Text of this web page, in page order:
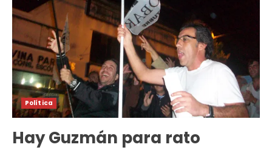
Política
Hay Guzmán para rato